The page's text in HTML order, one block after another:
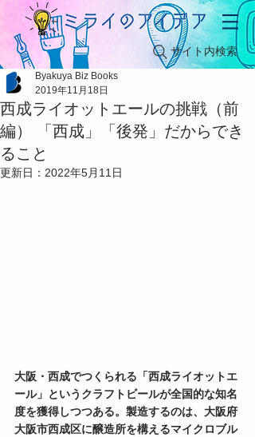
サイト内検索
西成ライオットエールの挑戦（前
編） 「西成」「後発」だからでき
ること
Byakuya Biz Books
2019年11月18日
更新日： 2022年5月11日
大阪・西成でつくられる「西成ライオットエ
ール」というクラフトビールが全国的な知名
度を獲得しつつある。製造するのは、大阪府
大阪市西成区に醸造所を構えるマイクロブル